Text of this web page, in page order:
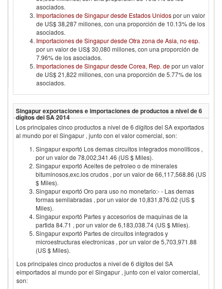
asociados.
Importaciones de Singapur desde Estados Unidospor un valor
de US$ 38,287 millones, con una proporción de 10.13% de los
asociados.
Importaciones de Singapur desde Otra zona de Asia, no esp.
por un valor de US$ 30,080 millones, con una proporción de
7.96% de los asociados.
Importaciones de Singapur desde Corea, Rep. depor un valor
de US$ 21,822 millones, con una proporción de 5.77% de los
asociados.
Singapurexportaciones e importaciones de productos a nivel de 6
dígitos del SA2014
Los principales cinco productos a nivel de 6 dígitos del SA exportados
al mundo por el Singapur , junto con el valor comercial, son:
Singapur exportó Los demas circuitos integrados monoliticos ,
por un valor de 78,002,341.46 (US $ Miles).
Singapur exportó Aceites de petroleo o de minerales
bituminosos,exc.los crudos , por un valor de 66,117,568.86 (US
$ Miles).
Singapur exportó Oro para uso no monetario:- - Las demas
formas semilabradas , por un valor de 10,831,876.02 (US $
Miles).
Singapur exportó Partes y accesorios de maquinas de la
partida 84.71 , por un valor de 6,183,038.74 (US $ Miles).
Singapur exportó Partes de circuitos integrados y
microestructuras electronicas , por un valor de 5,703,971.88
(US $ Miles).
Los principales cinco productos a nivel de 6 dígitos del SA
eimportados al mundo por el Singapur , junto con el valor comercial,
son: